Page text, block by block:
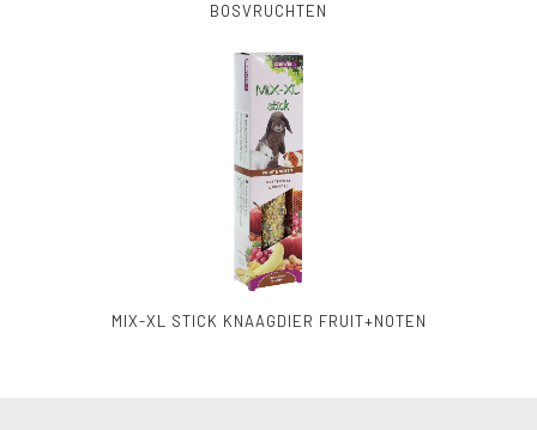
BOSVRUCHTEN
MIX-XL STICK KNAAGDIER FRUIT+NOTEN